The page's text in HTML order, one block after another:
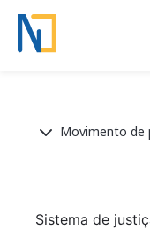
Movimento de
Sistema de